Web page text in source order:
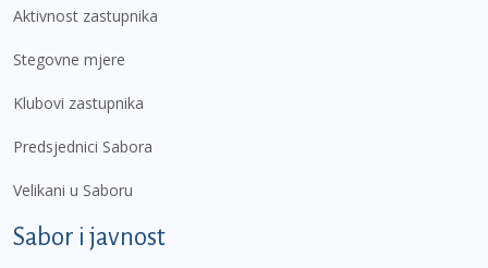
Aktivnost zastupnika
Stegovne mjere
Klubovi zastupnika
Predsjednici Sabora
Velikani u Saboru
Sabor i javnost